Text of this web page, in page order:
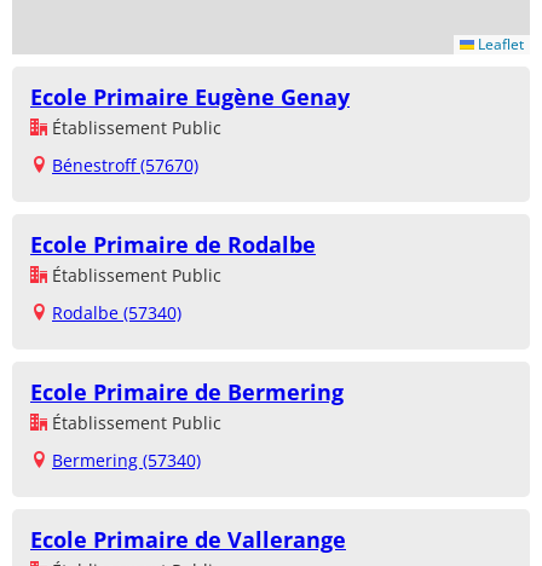
Leaflet
Ecole Primaire Eugène Genay
Établissement Public
Bénestroff (57670)
Ecole Primaire de Rodalbe
Établissement Public
Rodalbe (57340)
Ecole Primaire de Bermering
Établissement Public
Bermering (57340)
Ecole Primaire de Vallerange